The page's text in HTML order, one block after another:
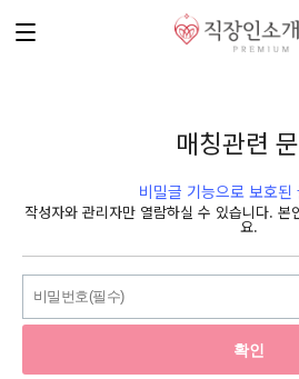
매칭관련
비밀글 기능으로 보호된
작성자와 관리자만 열람하실 수 있습니다. 본
요.